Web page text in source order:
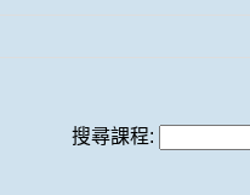
搜尋課程: